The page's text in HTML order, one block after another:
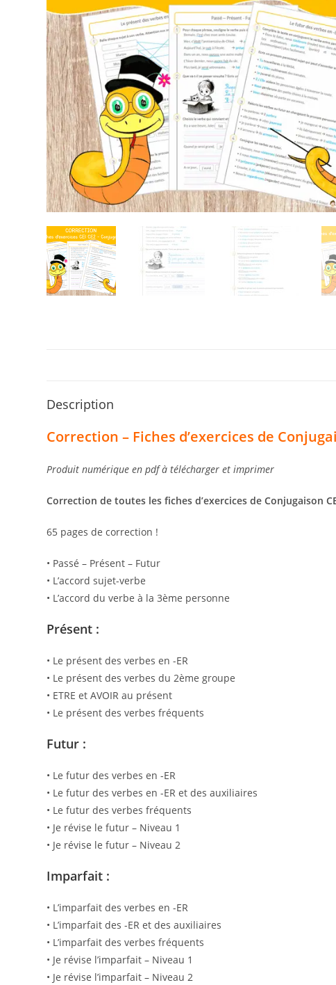
Description
Correction – Fiches d’exercices de
Produit numérique en pdf à télécharger et imprimer
Correction de toutes les fiches d’exercices de Conjugaison
65 pages de correction !
• Passé – Présent – Futur
• L’accord sujet-verbe
• L’accord du verbe à la 3ème personne
Présent :
• Le présent des verbes en -ER
• Le présent des verbes du 2ème groupe
• ETRE et AVOIR au présent
• Le présent des verbes fréquents
Futur :
• Le futur des verbes en -ER
• Le futur des verbes en -ER et des auxiliaires
• Le futur des verbes fréquents
• Je révise le futur – Niveau 1
• Je révise le futur – Niveau 2
Imparfait :
• L’imparfait des verbes en -ER
• L’imparfait des -ER et des auxiliaires
• L’imparfait des verbes fréquents
• Je révise l’imparfait – Niveau 1
• Je révise l’imparfait – Niveau 2